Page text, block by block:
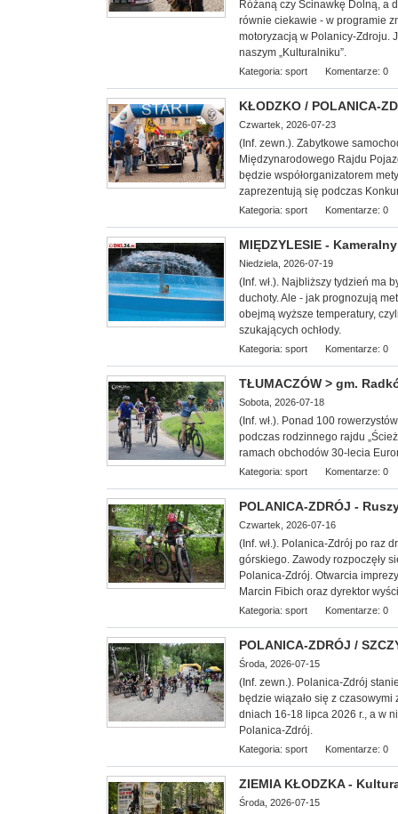
Różaną czy Ścinawkę Dolną, a
równie ciekawie - w programie
motoryzacją w Polanicy-Zdroju.
naszym „Kulturalniku”.
Kategoria: sport Komentarze: 0
KŁODZKO / POLANICA-
Czwartek, 2026-07-23
(Inf. zewn.). Zabytkowe
Międzynarodowego Rajdu
będzie współorganizatorem
zaprezentują się podczas
Kategoria: sport Komentarze: 0
MIĘDZYLESIE -
Niedziela, 2026-07-19
(Inf. wł.). Najbliższy tydzień ma
duchoty. Ale - jak prognozują
obejmą wyższe temperatury,
szukających ochłody.
Kategoria: sport Komentarze: 0
TŁUMACZÓW > gm.
Sobota, 2026-07-18
(Inf. wł.). Ponad 100
podczas rodzinnego rajdu
ramach obchodów 30-lecia
Kategoria: sport Komentarze: 0
POLANICA-ZDRÓJ -
Czwartek, 2026-07-16
(Inf. wł.). Polanica-Zdrój po raz
górskiego. Zawody rozpoczęły
Polanica-Zdrój. Otwarcia
Marcin Fibich oraz dyrektor
Kategoria: sport Komentarze: 0
POLANICA-ZDRÓJ /
Środa, 2026-07-15
(Inf. zewn.). Polanica-Zdrój
będzie wiązało się z
dniach 16-18 lipca 2026 r., a w
Polanica-Zdrój.
Kategoria: sport Komentarze: 0
ZIEMIA KŁODZKA -
Środa, 2026-07-15